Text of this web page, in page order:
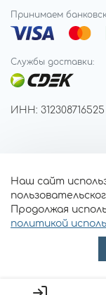
Принимаем
Службы доставки:
ИНН: 312308716525
Наш сайт
Продолжая
политикой